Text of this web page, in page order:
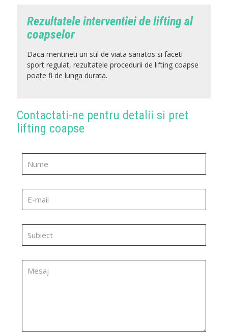
Rezultatele interventiei de lifting al
coapselor
Daca mentineti un stil de viata sanatos si faceti
sport regulat, rezultatele procedurii de lifting coapse
poate fi de lunga durata.
Contactati-ne pentru detalii si pret
lifting coapse